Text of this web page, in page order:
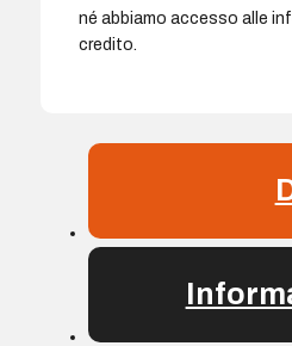
né abbiamo accesso alle
credito.